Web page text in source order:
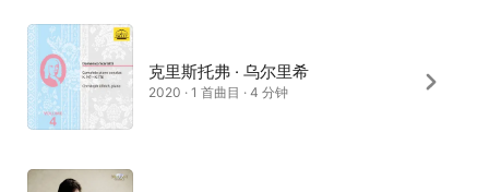
克里斯托弗 · 乌尔里希
2020 · 1 首曲目 · 4 分钟